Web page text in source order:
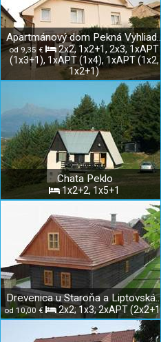
Apartmánový dom Pekná Vyhliadka
od 9,35 €
2x2, 1x2+1, 2x3, 1xAPT
(1x3+1), 1xAPT (1x4), 1xAPT (1x2,
1x2+1)
Chata Peklo
1x2+2, 1x5+1
Drevenica u Staroňa a Liptovská izba
od 10,00 € 2x2; 1x3; 2xAPT (2x2+1)